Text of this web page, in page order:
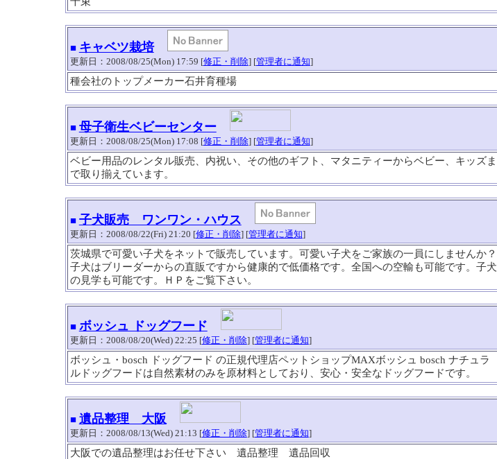
■ キャベツ栽培
更新日：2008/08/25(Mon) 17:59 [修正・削除] [管理者に通知]
種会社のトップメーカー石井育種場
■ 母子衛生ベビーセンター
更新日：2008/08/25(Mon) 17:08 [修正・削除] [管理者に通知]
ベビー用品のレンタル販売、内祝い、その他のギフト、マタニティーからベビー、キッズま
で取り揃えています。
■ 子犬販売 ワンワン・ハウス
更新日：2008/08/22(Fri) 21:20 [修正・削除] [管理者に通知]
茨城県で可愛い子犬をネットで販売しています。可愛い子犬をご家族の一員にしませんか？
子犬はブリーダーからの直販ですから健康的で低価格です。全国への空輸も可能です。子犬
の見学も可能です。ＨＰをご覧下さい。
■ ボッシュ ドッグフード
更新日：2008/08/20(Wed) 22:25 [修正・削除] [管理者に通知]
ボッシュ・bosch ドッグフード の正規代理店ペットショップMAXボッシュ bosch ナチュラ
ルドッグフードは自然素材のみを原材料としており、安心・安全なドッグフードです。
■ 遺品整理 大阪
更新日：2008/08/13(Wed) 21:13 [修正・削除] [管理者に通知]
大阪での遺品整理はお任せ下さい 遺品整理 遺品回収